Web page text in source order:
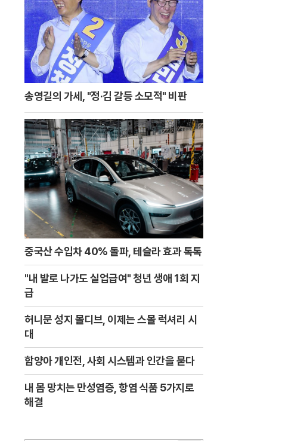
송영길의 가세, "정·김 갈등 소모적" 비판
중국산 수입차 40% 돌파, 테슬라 효과 톡톡
"내 발로 나가도 실업급여" 청년 생애 1회 지
급
허니문 성지 몰디브, 이제는 스몰 럭셔리 시
대
함양아 개인전, 사회 시스템과 인간을 묻다
내 몸 망치는 만성염증, 항염 식품 5가지로
해결